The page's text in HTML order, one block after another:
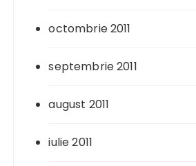
octombrie 2011
septembrie 2011
august 2011
iulie 2011